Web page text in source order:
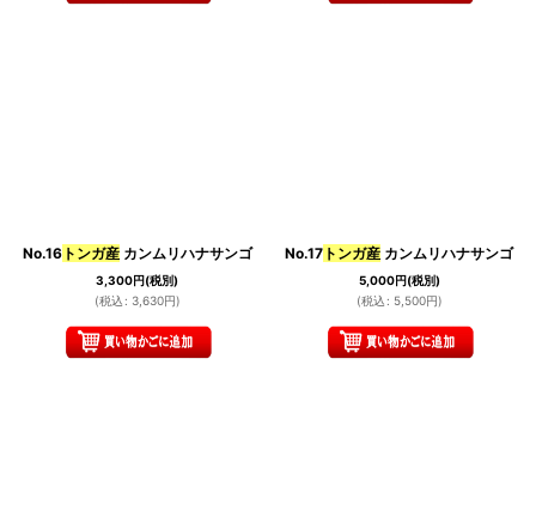
No.16トンガ産カンムリハナサンゴ
3,300円(税別)
(税込 : 3,630円)
No.17 トンガ産 カンムリハナサンゴ
5,000円(税別)
(税込 : 5,500円)